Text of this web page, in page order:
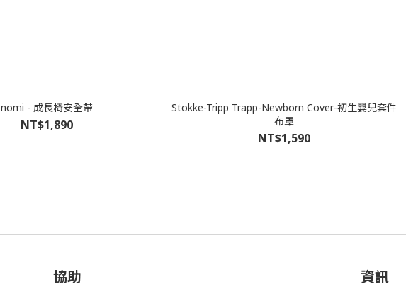
nomi - 成長椅安全帶
NT$1,890
Stokke-Tripp Trapp-Newborn Cover-初生嬰兒套件
布罩
NT$1,590
協助 資訊